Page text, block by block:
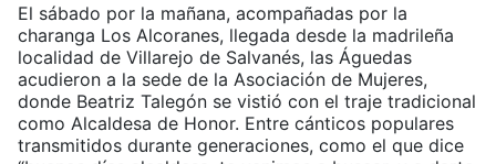
El sábado por la mañana, acompañadas por la
charanga Los Alcoranes, llegada desde la madrileña
localidad de Villarejo de Salvanés, las Águedas
acudieron a la sede de la Asociación de Mujeres,
donde Beatriz Talegón se vistió con el traje tradicional
como Alcaldesa de Honor. Entre cánticos populares
transmitidos durante generaciones, como el que dice